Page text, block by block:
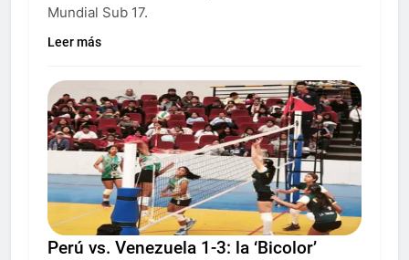
Mundial Sub 17.
Leer más
Perú vs. Venezuela 1-3: la ‘Bicolor’